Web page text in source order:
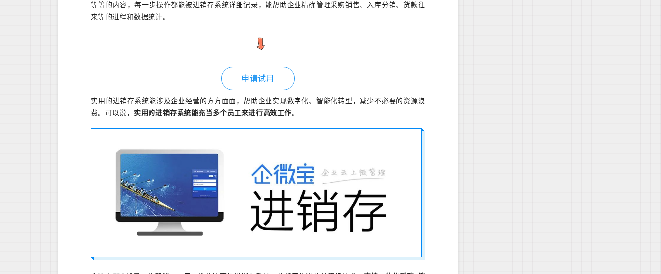
等等的内容，每一步操作都能被进销存系统详细记录，能帮助企业精确管理采购销售、入库分销、货款往
来等的进程和数据统计。
申请试用
实用的进销存系统能涉及企业经营的方方面面，帮助企业实现数字化、智能化转型，减少不必要的资源浪
费。可以说， 实用的进销存系统能充当多个员工来进行高效工作。